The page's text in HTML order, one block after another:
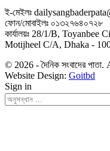
ই-মেইলঃ
ফোন/মোবাইলঃ ০১৩২৭৬৪০৭২৮
কার্যালয়ঃ 28/1/B,
Motijheel C/A, Dhaka -
© 2026 - দৈনিক সংবাদের
Website Design: Goitbd
Sign in